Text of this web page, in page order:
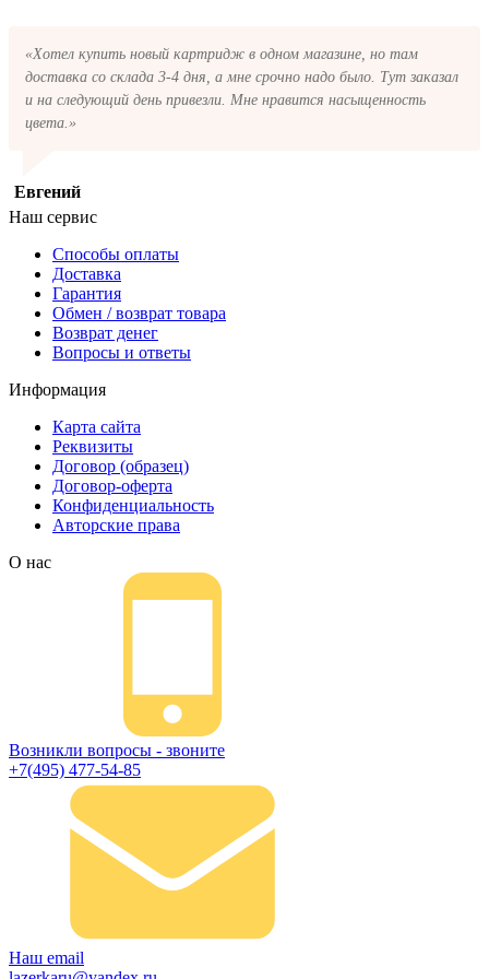
«Хотел купить новый картридж в одном магазине, но там
доставка со склада 3-4 дня, а мне срочно надо было. Тут заказал
и на следующий день привезли. Мне нравится насыщенность
цвета.»
Евгений
Наш сервис
Способы оплаты
Доставка
Гарантия
Обмен / возврат товара
Возврат денег
Вопросы и ответы
Информация
Карта сайта
Реквизиты
Договор (образец)
Договор-оферта
Конфиденциальность
Авторские права
О нас
Возникли вопросы - звоните
+7(495) 477-54-85
Наш email